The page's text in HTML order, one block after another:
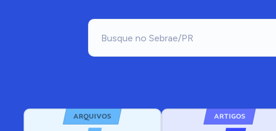
ARQUIVOS ARTIGOS